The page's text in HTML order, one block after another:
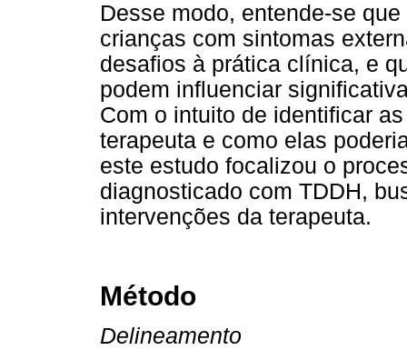
Desse modo, entende-se
crianças com sintomas
desafios à prática clínica, e
podem influenciar
Com o intuito de identificar
terapeuta e como elas
este estudo focalizou o
diagnosticado com TDDH,
intervenções da terapeuta.
Método
Delineamento